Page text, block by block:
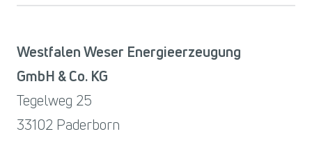
Westfalen Weser Energieerzeugung
GmbH & Co. KG
Tegelweg 25
33102 Paderborn